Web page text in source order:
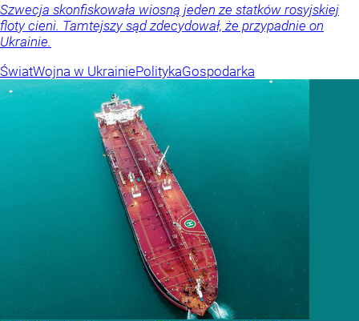
Szwecja skonfiskowała wiosną jeden ze statków rosyjskiej
floty cieni. Tamtejszy sąd zdecydował, że przypadnie on
Ukrainie.
ŚwiatWojna w UkrainiePolitykaGospodarka